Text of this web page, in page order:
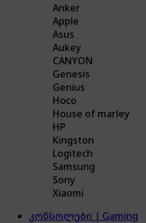
Anker
Apple
Asus
Aukey
CANYON
Genesis
Genius
Hoco
House of marley
HP
Kingston
Logitech
Samsung
Sony
Xiaomi
კონსოლები | Gaming